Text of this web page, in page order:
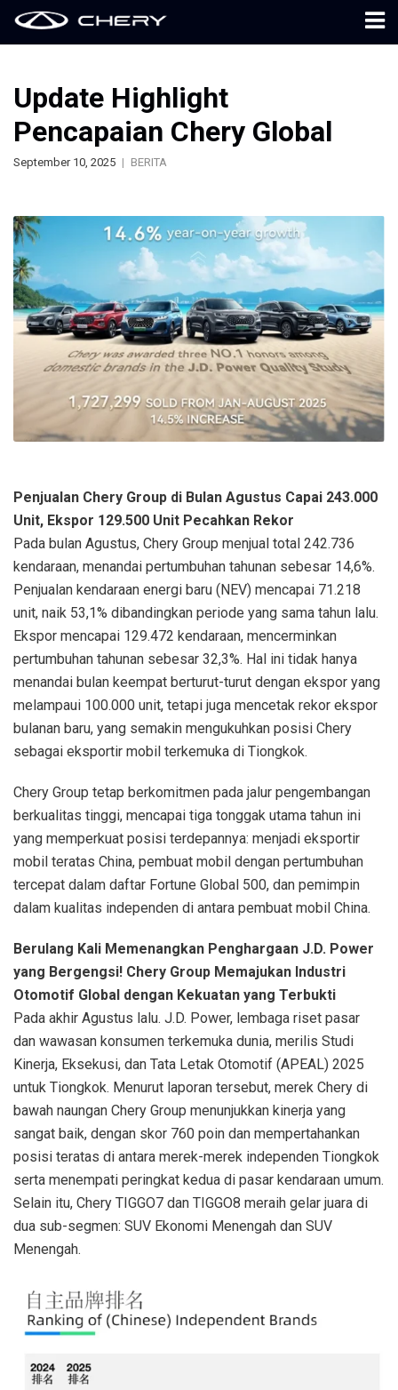
Update Highlight
Pencapaian Chery Global
September 10, 2025 BERITA
Penjualan Chery Group di Bulan Agustus Capai 243.000
Unit, Ekspor 129.500 Unit Pecahkan Rekor
Pada bulan Agustus, Chery Group menjual total 242.736
kendaraan, menandai pertumbuhan tahunan sebesar 14,6%.
Penjualan kendaraan energi baru (NEV) mencapai 71.218
unit, naik 53,1% dibandingkan periode yang sama tahun lalu.
Ekspor mencapai 129.472 kendaraan, mencerminkan
pertumbuhan tahunan sebesar 32,3%. Hal ini tidak hanya
menandai bulan keempat berturut-turut dengan ekspor yang
melampaui 100.000 unit, tetapi juga mencetak rekor ekspor
bulanan baru, yang semakin mengukuhkan posisi Chery
sebagai eksportir mobil terkemuka di Tiongkok.
Chery Group tetap berkomitmen pada jalur pengembangan
berkualitas tinggi, mencapai tiga tonggak utama tahun ini
yang memperkuat posisi terdepannya: menjadi eksportir
mobil teratas China, pembuat mobil dengan pertumbuhan
tercepat dalam daftar Fortune Global 500, dan pemimpin
dalam kualitas independen di antara pembuat mobil China.
Berulang Kali Memenangkan Penghargaan J.D. Power
yang Bergengsi! Chery Group Memajukan Industri
Otomotif Global dengan Kekuatan yang Terbukti
Pada akhir Agustus lalu. J.D. Power, lembaga riset pasar
dan wawasan konsumen terkemuka dunia, merilis Studi
Kinerja, Eksekusi, dan Tata Letak Otomotif (APEAL) 2025
untuk Tiongkok. Menurut laporan tersebut, merek Chery di
bawah naungan Chery Group menunjukkan kinerja yang
sangat baik, dengan skor 760 poin dan mempertahankan
posisi teratas di antara merek-merek independen Tiongkok
serta menempati peringkat kedua di pasar kendaraan umum.
Selain itu, Chery TIGGO7 dan TIGGO8 meraih gelar juara di
dua sub-segmen: SUV Ekonomi Menengah dan SUV
Menengah.